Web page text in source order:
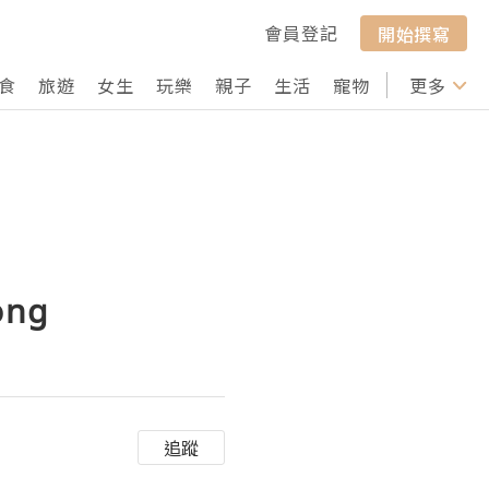
會員登記
開始撰寫
旅遊 女生 玩樂 親子 生活 寵物 行山 打卡
更多
追蹤